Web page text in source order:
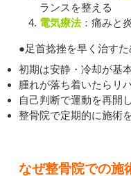
ランスを整える
電気療法：痛みと
●足首捻挫を早く治すた
初期は安静・冷却が基
腫れが落ち着いたらリ
自己判断で運動を再開
整骨院で定期的に施術
なぜ整骨院での施